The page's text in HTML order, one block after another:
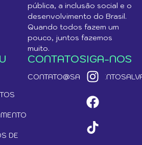
pública, a inclusão social e o
desenvolvimento do Brasil.
Quando todos fazem um
pouco, juntos fazemos
muito.
DE
CONTATOSIGA-NOS